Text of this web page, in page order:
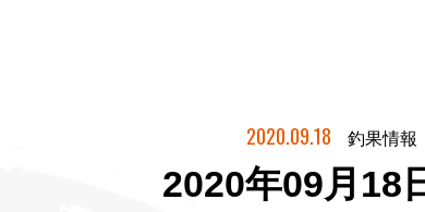
2020.09.18 釣果情報
2020年09月18